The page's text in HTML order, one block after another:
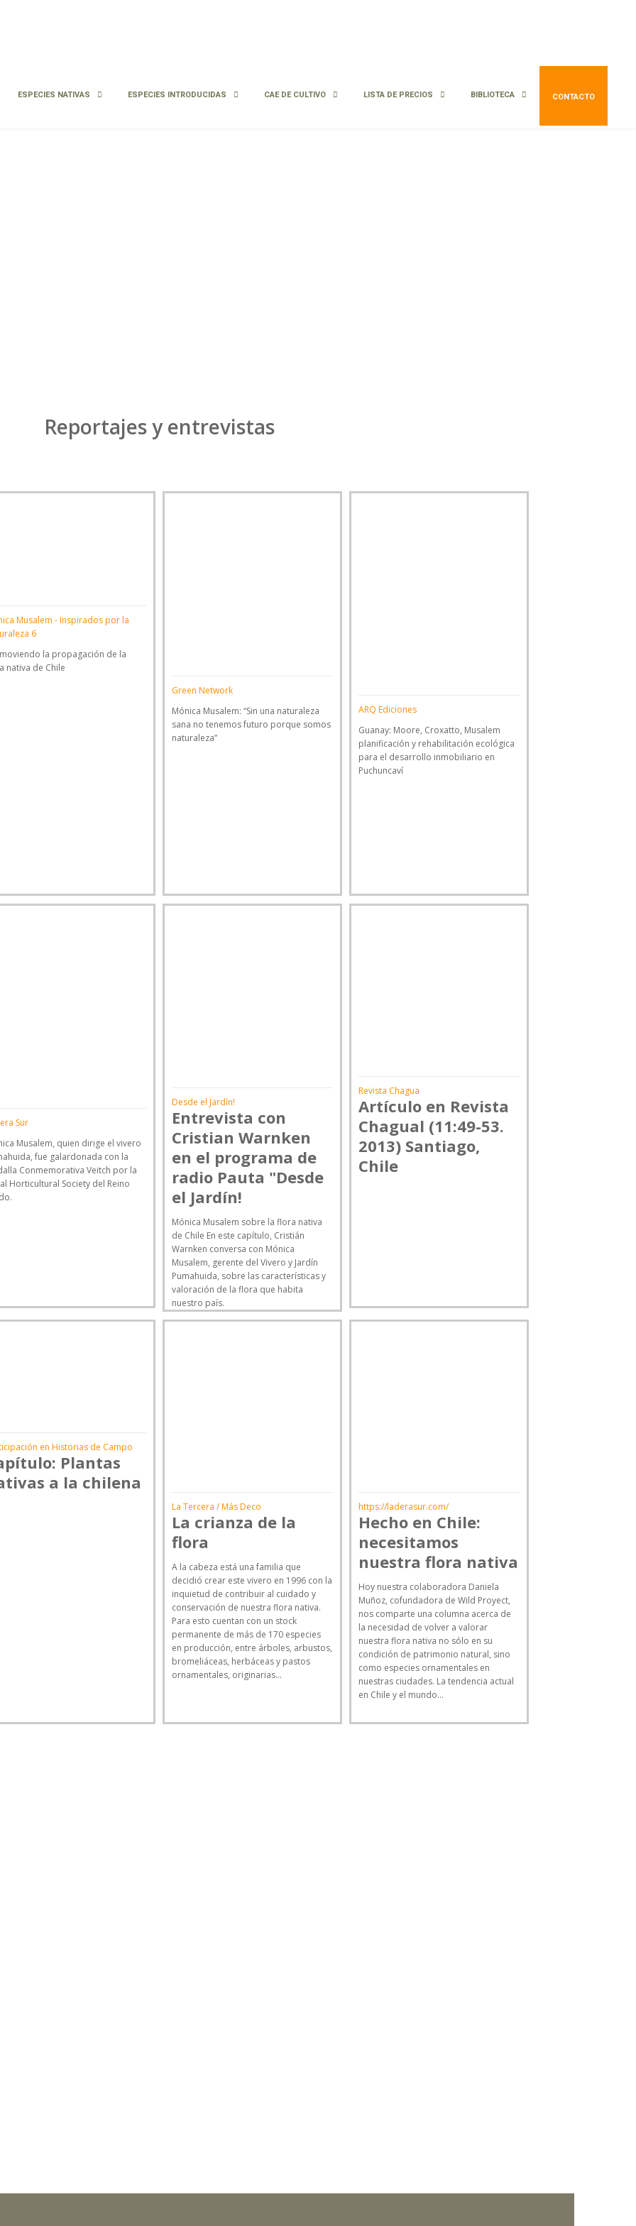
ESPECIES NATIVAS ESPECIES INTRODUCIDAS CAE DE CULTIVO LISTA DE PRECIOS BIBLIOTECA CONTACTO
Reportajes y entrevistas
Musalem - Inspirados por la
6
la propagación de la
nativa de Chile
Green Network
Mónica Musalem: “Sin una naturaleza
sana no tenemos futuro porque somos
naturaleza”
ARQ Ediciones
Guanay: Moore, Croxatto, Musalem
planificación y rehabilitación ecológica
para el desarrollo inmobiliario en
Puchuncaví
Sur
Musalem, quien dirige el vivero
fue galardonada con la
Conmemorativa Veitch por la
Horticultural Society del Reino
Desde el Jardín!
Entrevista con
Cristian Warnken
en el programa de
radio Pauta "Desde
el Jardín!
Mónica Musalem sobre la flora nativa
de Chile En este capítulo, Cristián
Warnken conversa con Mónica
Musalem, gerente del Vivero y Jardín
Pumahuida, sobre las características y
valoración de la flora que habita
nuestro país.
Revista Chagua
Artículo en Revista
Chagual (11:49-53.
2013) Santiago,
Chile
en Historias de Campo
Plantas
a la chilena
La Tercera / Más Deco
La crianza de la
flora
A la cabeza está una familia que
decidió crear este vivero en 1996 con la
inquietud de contribuir al cuidado y
conservación de nuestra flora nativa.
Para esto cuentan con un stock
permanente de más de 170 especies
en producción, entre árboles, arbustos,
bromeliáceas, herbáceas y pastos
ornamentales, originarias...
https://laderasur.com/
Hecho en Chile:
necesitamos
nuestra flora nativa
Hoy nuestra colaboradora Daniela
Muñoz, cofundadora de Wild Proyect,
nos comparte una columna acerca de
la necesidad de volver a valorar
nuestra flora nativa no sólo en su
condición de patrimonio natural, sino
como especies ornamentales en
nuestras ciudades. La tendencia actual
en Chile y el mundo...